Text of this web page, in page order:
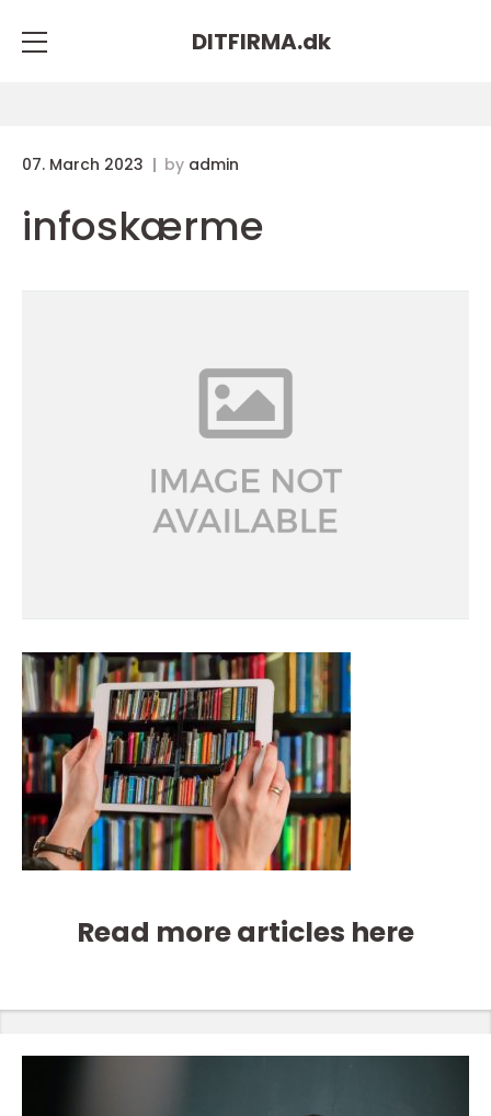
DITFIRMA.dk
07. March 2023 by admin
infoskærme
Read more articles here